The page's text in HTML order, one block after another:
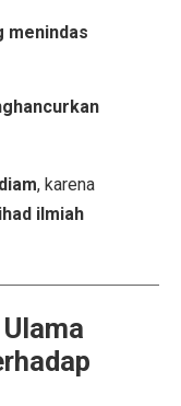
menindas
, karena
ilmiah